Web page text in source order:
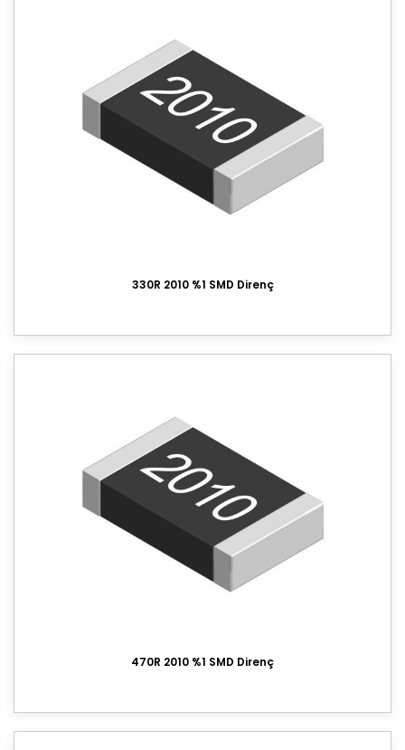
330R 2010 %1 SMD Direnç
470R 2010 %1 SMD Direnç